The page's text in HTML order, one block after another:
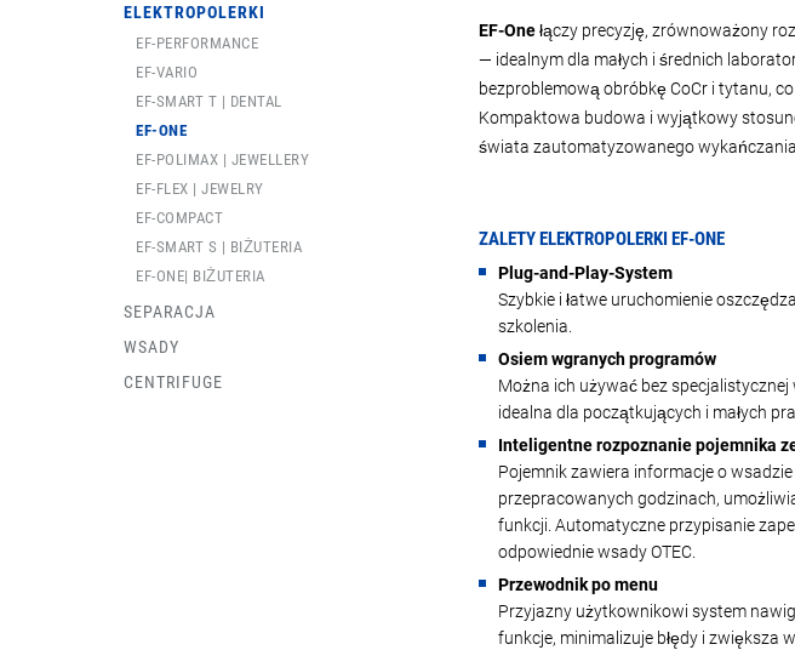
ELEKTROPOLERKI
EF-PERFORMANCE
EF-VARIO
EF-SMART T | DENTAL
EF-ONE
EF-POLIMAX | JEWELLERY
EF-FLEX | JEWELRY
EF-COMPACT
EF-SMART S | BIŻUTERIA
EF-ONE| BIŻUTERIA
SEPARACJA
WSADY
CENTRIFUGE
EF-Onełączy precyzję, zrównoważony
— idealnym dla małych i średnich
bezproblemową obróbkę CoCr i tytanu,
Kompaktowa budowa i wyjątkowy
świata zautomatyzowanego
ZALETY ELEKTROPOLERKI EF-ONE
Plug-and-Play-System
Szybkie i łatwe uruchomienie
szkolenia.
Osiem wgranych programów
Można ich używać bez specjalistycznej
idealna dla początkujących i małych
Inteligentne rozpoznanie pojemnika
Pojemnik zawiera informacje o
przepracowanych godzinach,
funkcji. Automatyczne przypisanie
odpowiednie wsady OTEC.
Przewodnik po menu
Przyjazny użytkownikowi system
funkcje, minimalizuje błędy i zwiększa